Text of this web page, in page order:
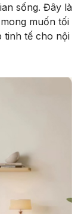
sống. Đây là
muốn tối
tinh tế cho nội